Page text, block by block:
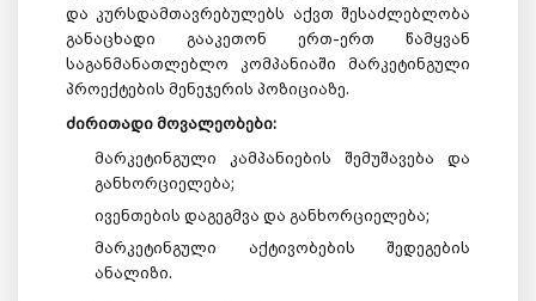
და კურსდამთავრებულებს აქვთ შესაძლებლობა
განაცხადი გააკეთონ ერთ-ერთ წამყვან
საგანმანათლებლო კომპანიაში მარკეტინგული
პროექტების მენეჯერის პოზიციაზე.
ძირითადი მოვალეობები:
მარკეტინგული კამპანიების შემუშავება და
განხორციელება;
ივენთების დაგეგმვა და განხორციელება;
მარკეტინგული აქტივობების შედეგების
ანალიზი.